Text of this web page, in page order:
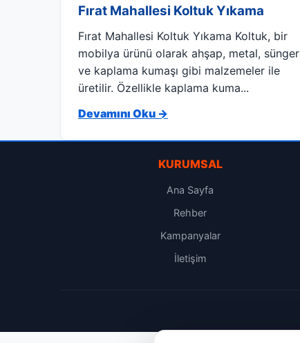
Fırat Mahallesi Koltuk Yıkama
Fırat Mahallesi Koltuk Yıkama Koltuk, bir
mobilya ürünü olarak ahşap, metal, sünger
ve kaplama kumaşı gibi malzemeler ile
üretilir. Özellikle kaplama kuma...
Devamını Oku →
KURUMSAL
Ana Sayfa
Rehber
Kampanyalar
İletişim